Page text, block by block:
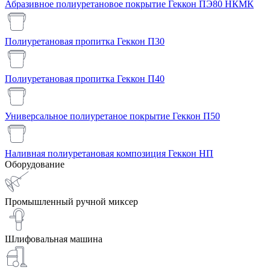
Абразивное полиуретановое покрытие Геккон ПЭ80 НКМК
Полиуретановая пропитка Геккон П30
Полиуретановая пропитка Геккон П40
Универсальное полиуретаное покрытие Геккон П50
Наливная полиуретановая композиция Геккон НП
Оборудование
Промышленный ручной миксер
Шлифовальная машина